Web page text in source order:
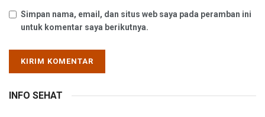
Simpan nama, email, dan situs web saya pada peramban ini
untuk komentar saya berikutnya.
INFO SEHAT